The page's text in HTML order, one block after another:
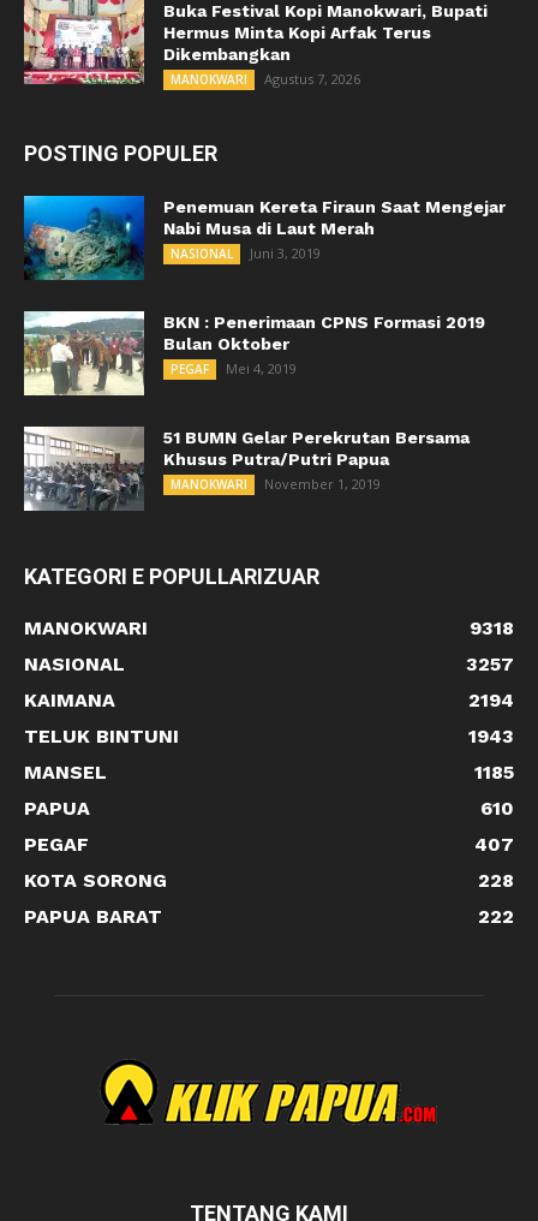
Buka Festival Kopi Manokwari, Bupati
Hermus Minta Kopi Arfak Terus
Dikembangkan
MANOKWARI Agustus 7, 2026
POSTING POPULER
Penemuan Kereta Firaun Saat Mengejar
Nabi Musa di Laut Merah
NASIONAL Juni 3, 2019
BKN : Penerimaan CPNS Formasi 2019
Bulan Oktober
PEGAF Mei 4, 2019
51 BUMN Gelar Perekrutan Bersama
Khusus Putra/Putri Papua
MANOKWARI November 1, 2019
KATEGORI E POPULLARIZUAR
MANOKWARI
9318
NASIONAL
3257
KAIMANA
2194
TELUK BINTUNI
1943
MANSEL
1185
PAPUA
610
PEGAF
407
KOTA SORONG
228
PAPUA BARAT
222
TENTANG KAMI